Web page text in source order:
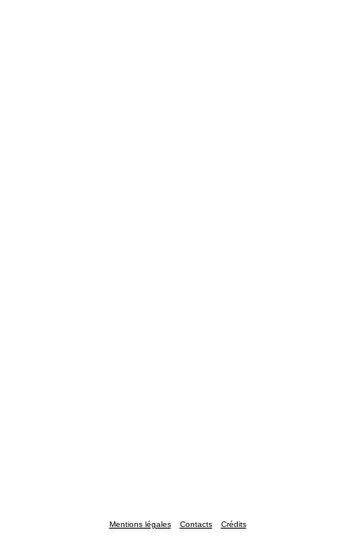
Mentions légales Contacts Crédits